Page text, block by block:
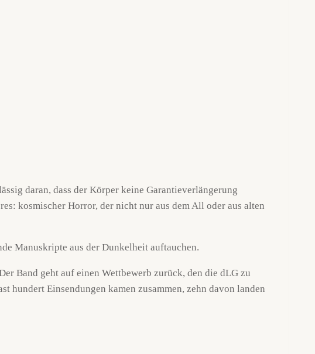
daran, dass der Körper keine Garantieverlängerung
kosmischer Horror, der nicht nur aus dem All oder aus alten
Band geht auf einen Wettbewerb zurück, den die dLG zu
hundert Einsendungen kamen zusammen, zehn davon landen